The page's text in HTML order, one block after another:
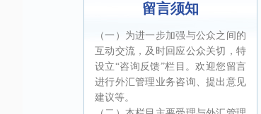
留言须知
（一）为进一步加强与公众之间的
互动交流，及时回应公众关切，特
设立“咨询反馈”栏目。欢迎您留言
进行外汇管理业务咨询、提出意见
建议等。